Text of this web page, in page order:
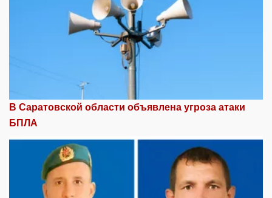
В Саратовской области объявлена угроза атаки
БПЛА